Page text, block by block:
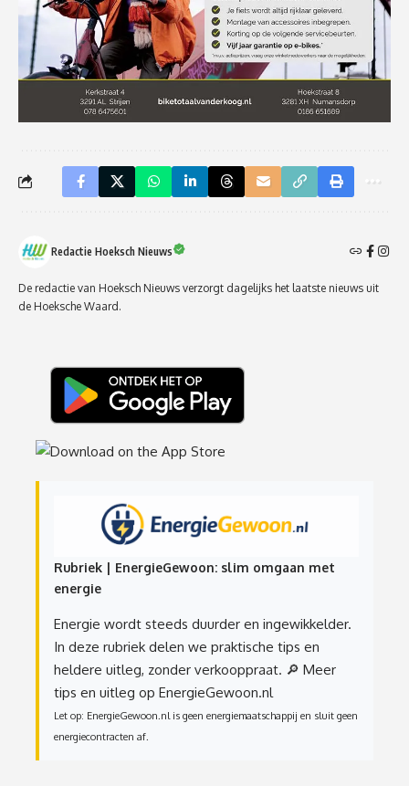
Redactie Hoeksch Nieuws
De redactie van Hoeksch Nieuws verzorgt dagelijks het laatste nieuws uit
de Hoeksche Waard.
Rubriek | EnergieGewoon: slim omgaan met
energie
Energie wordt steeds duurder en ingewikkelder.
In deze rubriek delen we praktische tips en
heldere uitleg, zonder verkooppraat. 🔎 Meer
tips en uitleg op EnergieGewoon.nl
Let op: EnergieGewoon.nl is geen energiemaatschappij en sluit geen
energiecontracten af.